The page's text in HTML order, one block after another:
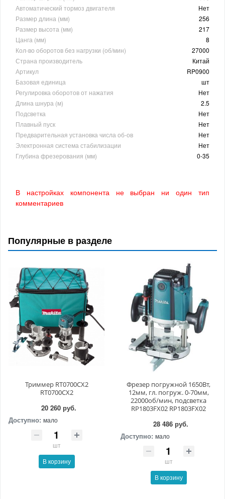
Автоматический тормоз двигателя
Нет
Размер длина (мм)
256
Размер высота (мм)
217
Цанга (мм)
8
Кол-во оборотов без нагрузки (об/мин)
27000
Страна производитель
Китай
Артикул
RP0900
Базовая единица
шт
Регулировка оборотов от нажатия
Нет
Длина шнура (м)
2.5
Подсветка
Нет
Плавный пуск
Нет
Предварительная установка числа об-ов
Нет
Электронная система стабилизации
Нет
Глубина фрезерования (мм)
0-35
В настройках компонента не выбран ни один тип
комментариев
Популярные в разделе
Триммер RT0700CX2
RT0700CX2
20 260 руб.
Доступно: мало
шт
В корзину
Фрезер погружной 1650Вт,
12мм, гл. погруж. 0-70мм,
22000об/мин, подсветка
RP1803FX02 RP1803FX02
28 486 руб.
Доступно: мало
шт
В корзину